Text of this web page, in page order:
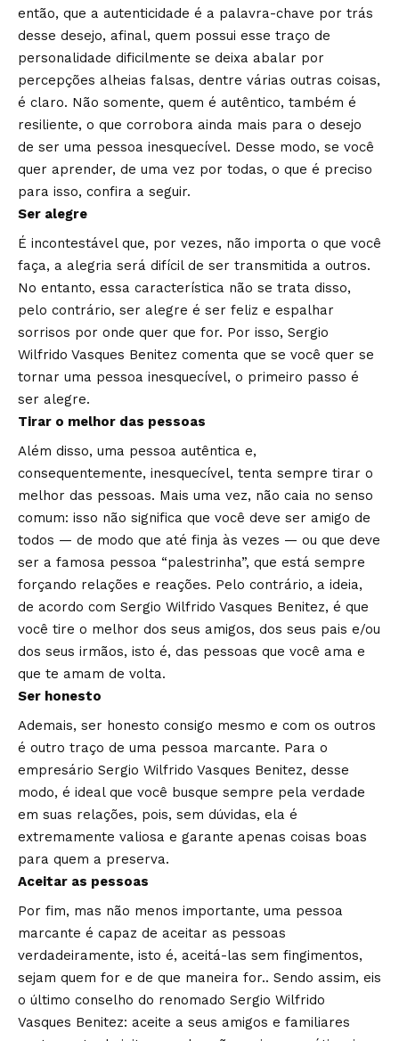
então, que a autenticidade é a palavra-chave por trás
desse desejo, afinal, quem possui esse traço de
personalidade dificilmente se deixa abalar por
percepções alheias falsas, dentre várias outras coisas,
é claro. Não somente, quem é autêntico, também é
resiliente, o que corrobora ainda mais para o desejo
de ser uma pessoa inesquecível. Desse modo, se você
quer aprender, de uma vez por todas, o que é preciso
para isso, confira a seguir.
Ser alegre
É incontestável que, por vezes, não importa o que você
faça, a alegria será difícil de ser transmitida a outros.
No entanto, essa característica não se trata disso,
pelo contrário, ser alegre é ser feliz e espalhar
sorrisos por onde quer que for. Por isso, Sergio
Wilfrido Vasques Benitez comenta que se você quer se
tornar uma pessoa inesquecível, o primeiro passo é
ser alegre.
Tirar o melhor das pessoas
Além disso, uma pessoa autêntica e,
consequentemente, inesquecível, tenta sempre tirar o
melhor das pessoas. Mais uma vez, não caia no senso
comum: isso não significa que você deve ser amigo de
todos — de modo que até finja às vezes — ou que deve
ser a famosa pessoa “palestrinha”, que está sempre
forçando relações e reações. Pelo contrário, a ideia,
de acordo com Sergio Wilfrido Vasques Benitez, é que
você tire o melhor dos seus amigos, dos seus pais e/ou
dos seus irmãos, isto é, das pessoas que você ama e
que te amam de volta.
Ser honesto
Ademais, ser honesto consigo mesmo e com os outros
é outro traço de uma pessoa marcante. Para o
empresário Sergio Wilfrido Vasques Benitez, desse
modo, é ideal que você busque sempre pela verdade
em suas relações, pois, sem dúvidas, ela é
extremamente valiosa e garante apenas coisas boas
para quem a preserva.
Aceitar as pessoas
Por fim, mas não menos importante, uma pessoa
marcante é capaz de aceitar as pessoas
verdadeiramente, isto é, aceitá-las sem fingimentos,
sejam quem for e de que maneira for.. Sendo assim, eis
o último conselho do renomado Sergio Wilfrido
Vasques Benitez: aceite a seus amigos e familiares